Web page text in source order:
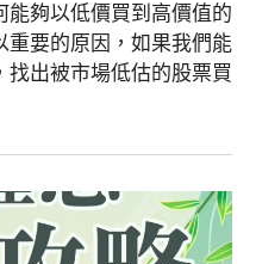
能夠以低價買到高價值的
重要的原因，如果我們能
出被市場低估的股票買